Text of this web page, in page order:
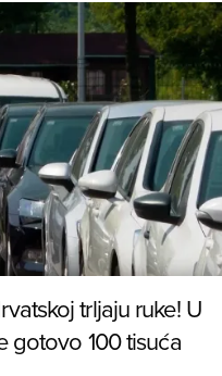
trljaju ruke! U
gotovo 100 tisuća